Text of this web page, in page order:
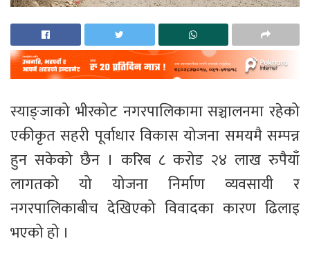
स्याङ्जाको भीरकोट नगरपालिकामा सञ्चालनमा रहेको
एकीकृत सहरी पूर्वाधार विकास योजना समयमै सम्पन्न
हुन सकेको छैन । करिब ८ करोड २४ लाख रुपैयाँ
लागतको यो योजना निर्माण व्यवसायी र
नगरपालिकाबीच देखिएको विवादका कारण ढिलाइ
भएको हो ।